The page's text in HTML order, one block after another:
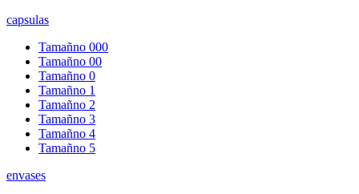
capsulas
Tamañno 000
Tamañno 00
Tamañno 0
Tamañno 1
Tamañno 2
Tamañno 3
Tamañno 4
Tamañno 5
envases